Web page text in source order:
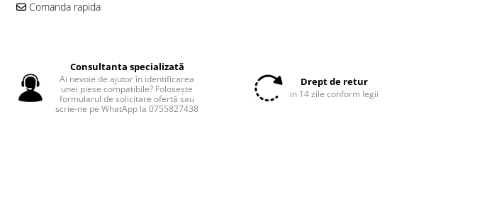
Comanda rapida
Consultanta specializată
Ai nevoie de ajutor în identificarea
unei piese compatibile? Folosește
formularul de solicitare ofertă sau
scrie-ne pe WhatApp la 0755827438
Drept de retur
in 14 zile conform legii